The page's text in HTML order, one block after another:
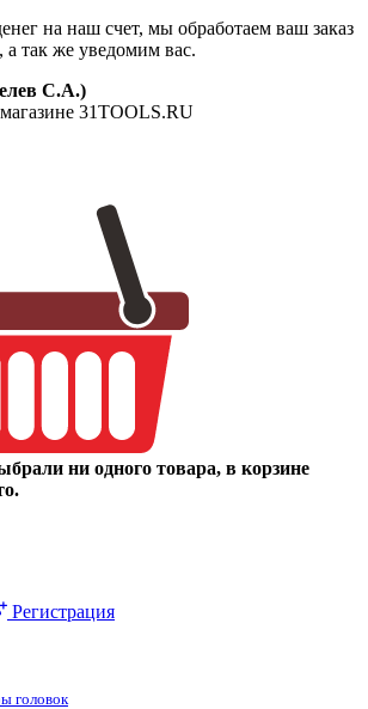
на наш счет, мы обработаем ваш заказ
а так же уведомим вас.
С.А.)
ни одного товара, в корзине
Регистрация
головок